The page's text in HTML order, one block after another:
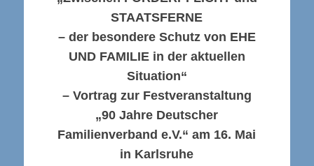
STAATSFERNE
– der besondere Schutz von EHE
UND FAMILIEin der aktuellen
Situation“
– Vortrag zur Festveranstaltung
„90 Jahre Deutscher
Familienverband e.V.“ am 16. Mai
in Karlsruhe